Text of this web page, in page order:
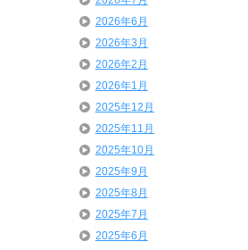
2026年6月
2026年3月
2026年2月
2026年1月
2025年12月
2025年11月
2025年10月
2025年9月
2025年8月
2025年7月
2025年6月